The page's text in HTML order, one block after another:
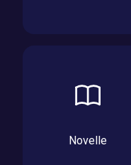
Novelle